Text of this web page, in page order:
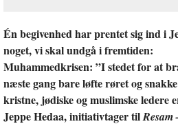
Én begivenhed har prentet sig ind i
noget, vi skal undgå i fremtiden:
Muhammedkrisen: ”I stedet for at
næste gang bare løfte røret og
kristne, jødiske og muslimske ledere
Jeppe Hedaa, initiativtager til